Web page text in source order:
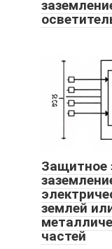
Защитное
землей
частей